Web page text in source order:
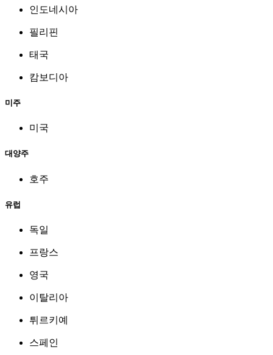
인도네시아
필리핀
태국
캄보디아
미주
미국
대양주
호주
유럽
독일
프랑스
영국
이탈리아
튀르키예
스페인